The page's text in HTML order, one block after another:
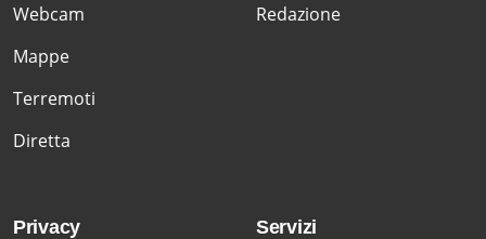
Webcam
Mappe
Terremoti
Diretta
Redazione
Privacy Servizi